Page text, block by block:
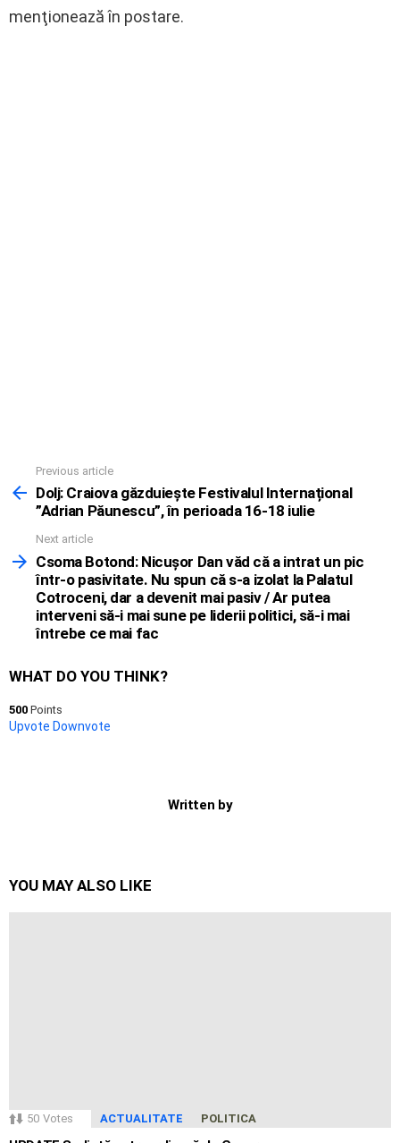
menţionează în postare.
more
Previous article
Dolj: Craiova găzduiește Festivalul Internațional
”Adrian Păunescu”, în perioada 16-18 iulie
Next article
Csoma Botond: Nicuşor Dan văd că a intrat un pic
într-o pasivitate. Nu spun că s-a izolat la Palatul
Cotroceni, dar a devenit mai pasiv / Ar putea
interveni să-i mai sune pe liderii politici, să-i mai
întrebe ce mai fac
WHAT DO YOU THINK?
500 Points
Upvote Downvote
Written by
YOU MAY ALSO LIKE
50 Votes ACTUALITATE POLITICA